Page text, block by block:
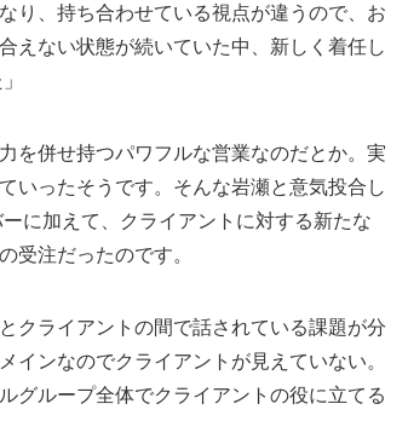
り、持ち合わせている視点が違うので、お
えない状態が続いていた中、新しく着任し
を併せ持つパワフルな営業なのだとか。実
いったそうです。そんな岩瀬と意気投合し
に加えて、クライアントに対する新たな
受注だったのです。
クライアントの間で話されている課題が分
ンなのでクライアントが見えていない。
グループ全体でクライアントの役に立てる